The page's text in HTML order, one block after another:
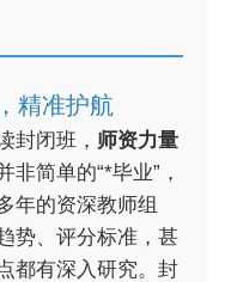
精准护航
封闭班， 师资力量
非简单的“*毕业”，
年的资深教师组
势、评分标准，甚
都有深入研究。封